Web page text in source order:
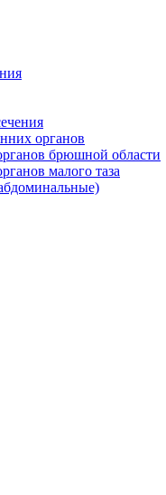
органов
брюшной области
малого таза